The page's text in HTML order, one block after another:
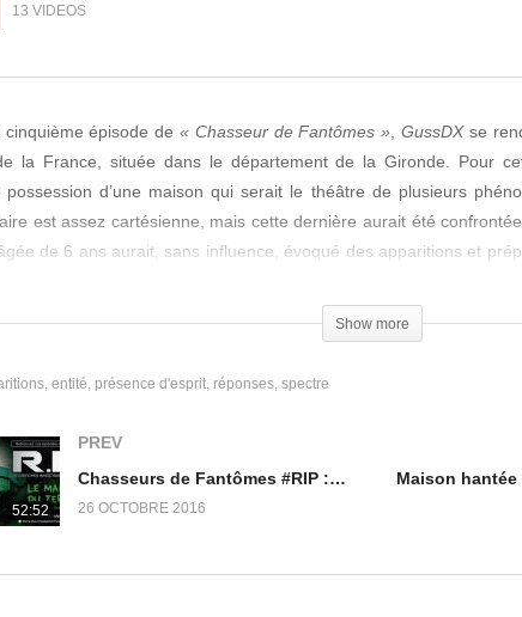
13 VIDEOS
cinquième épisode de « Chasseur de Fantômes », GussDXse
la France, située dans le département de la Gironde. Pour
possession d’une maison qui serait le théâtre de plusieurs
est assez cartésienne, mais cette dernière aurait été
de 6 ans aurait, sans influence, évoqué des apparitions et
présences se serait rapidement inquiété de la situation, et aurait
d’une simple investigation à la recherche de frissons, mais
d’aider une famille ou du moins tenter d’apporter des
nuit d’enquête, et au terme de celle-ci, il est difficile
Show more
entité présence d'esprit réponses spectre
52:52
PREV
Chasseurs de Fantômes #RIP : Le manoir de Tertres
26 OCTOBRE 2016